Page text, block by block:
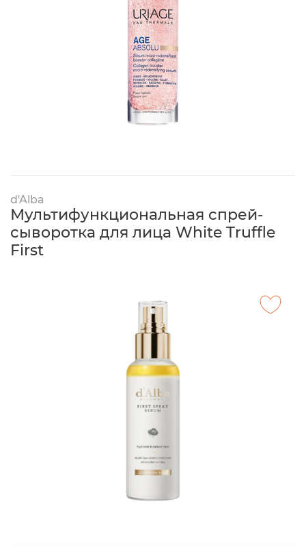
d'Alba
Мультифункциональная спрей-
сыворотка для лица White Truffle
First